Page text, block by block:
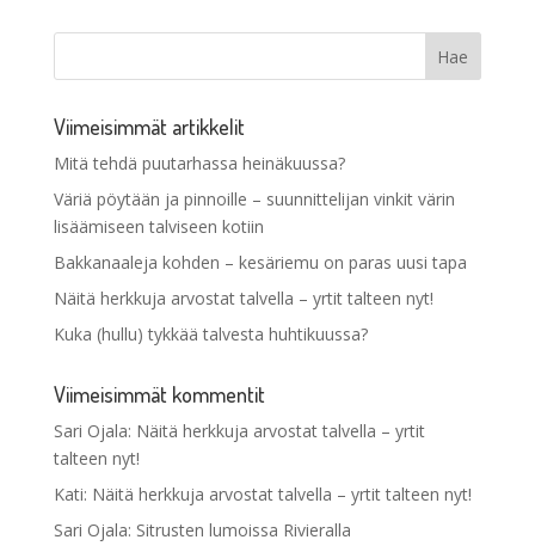
Viimeisimmät artikkelit
Mitä tehdä puutarhassa heinäkuussa?
Väriä pöytään ja pinnoille – suunnittelijan vinkit värin
lisäämiseen talviseen kotiin
Bakkanaaleja kohden – kesäriemu on paras uusi tapa
Näitä herkkuja arvostat talvella – yrtit talteen nyt!
Kuka (hullu) tykkää talvesta huhtikuussa?
Viimeisimmät kommentit
Sari Ojala: Näitä herkkuja arvostat talvella – yrtit
talteen nyt!
Kati: Näitä herkkuja arvostat talvella – yrtit talteen nyt!
Sari Ojala: Sitrusten lumoissa Rivieralla